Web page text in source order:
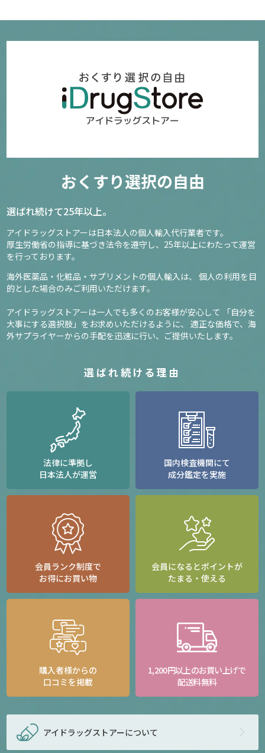
おくすり選択の自由
選ばれ続けて25年以上。
アイドラッグストアーは日本法人の個人輸入代行業者です。
厚生労働省の指導に基づき法令を遵守し、 25年以上にわたって運営
を行っております。
海外医薬品・化粧品・サプリメントの個人輸入は、
個人の利用を目
的とした場合のみご利用いただけます。
アイドラッグストアーは一人でも多くのお客様が安心して
「自分を
大事にする選択肢」をお求めいただけるように、
適正な価格で、海
外サプライヤーからの手配を迅速に行い、ご提供いたします。
選ばれ続ける理由
法律に準拠し
日本法人が運営
国内検査機関にて
成分鑑定を実施
会員ランク制度で
お得にお買い物
会員になるとポイントが
たまる・使える
購入者様からの
口コミを掲載
1,200円以上のお買い上げで
配送料無料
アイドラッグストアーについて